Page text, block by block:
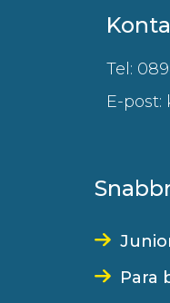
Tel:
E-post:
Para